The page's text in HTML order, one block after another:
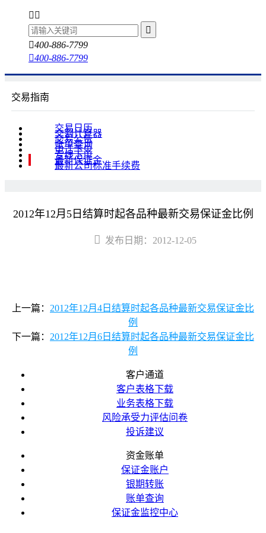
400-886-7799
400-886-7799
交易指南
交易日历
交割计算器
交易公告
账单查询
电话下单
专线下单
最新保证金
最新公司标准手续费
2012年12月5日结算时起各品种最新交易保证金比例
发布日期：2012-12-05
上一篇： 2012年12月4日结算时起各品种最新交易保证金比
例
下一篇： 2012年12月6日结算时起各品种最新交易保证金比
例
客户通道
客户表格下载
业务表格下载
风险承受力评估问卷
投诉建议
资金账单
保证金账户
银期转账
账单查询
保证金监控中心